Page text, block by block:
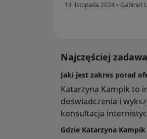
18 listopada 2024 • Gabinet
Najczęściej
Jaki jest zakres porad
Katarzyna Kampik to
doświadczenia i
konsultacja
Gdzie Katarzyna